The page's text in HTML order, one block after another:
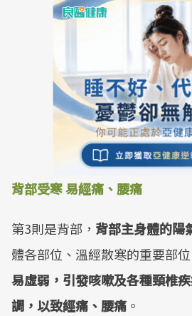
背部受寒 易經痛、腰痛
第3則是背部， 背部主身體的陽
體各部位、溫經散寒的重要部
易虛弱，引發咳嗽及各種頸椎
調，以致經痛、腰痛 。